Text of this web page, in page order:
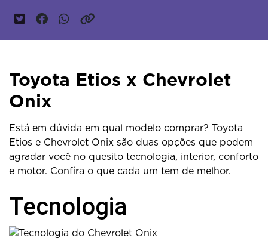
Toyota Etios x Chevrolet
Onix
Está em dúvida em qual modelo comprar? Toyota
Etios e Chevrolet Onix são duas opções que podem
agradar você no quesito tecnologia, interior, conforto
e motor. Confira o que cada um tem de melhor.
Tecnologia